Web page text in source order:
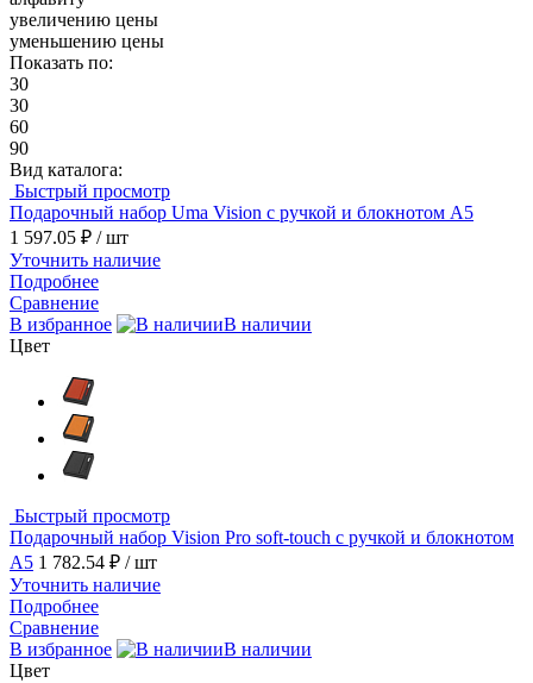
увеличению цены
уменьшению цены
Показать по:
30
30
60
90
Вид каталога:
Быстрый просмотр
Подарочный набор Uma Vision с ручкой и блокнотом А5
1 597.05 ₽ / шт
Уточнить наличие
Подробнее
Сравнение
В избранное
В наличии
Цвет
Быстрый просмотр
Подарочный набор Vision Pro soft-touch с ручкой и блокнотом
А5 1 782.54 ₽ / шт
Уточнить наличие
Подробнее
Сравнение
В избранное
В наличии
Цвет